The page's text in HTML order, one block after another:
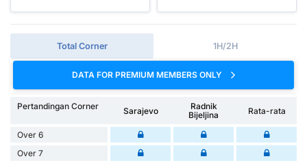
Total Corner 1H/2H
DATA FOR PREMIUM MEMBERS ONLY
Pertandingan Corner Sarajevo
Radnik
Bijeljina
Rata-rata
Over 6
Over 7